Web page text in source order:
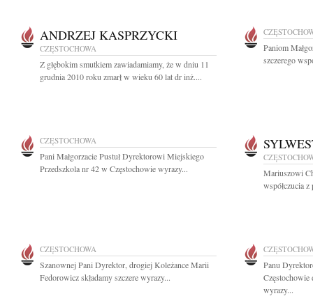
ANDRZEJ KASPRZYCKI
CZĘSTOCHOWA
Z głębokim smutkiem zawiadamiamy, że w dniu 11
grudnia 2010 roku zmarł w wieku 60 lat dr inż....
Paniom
szczerego
CZĘSTOCHOWA
Pani Małgorzacie Pustuł Dyrektorowi Miejskiego
Przedszkola nr 42 w Częstochowie wyrazy...
Mariuszowi
współczucia
CZĘSTOCHOWA
Szanownej Pani Dyrektor, drogiej Koleżance Marii
Fedorowicz składamy szczere wyrazy...
Panu
Częstochowie
wyrazy...